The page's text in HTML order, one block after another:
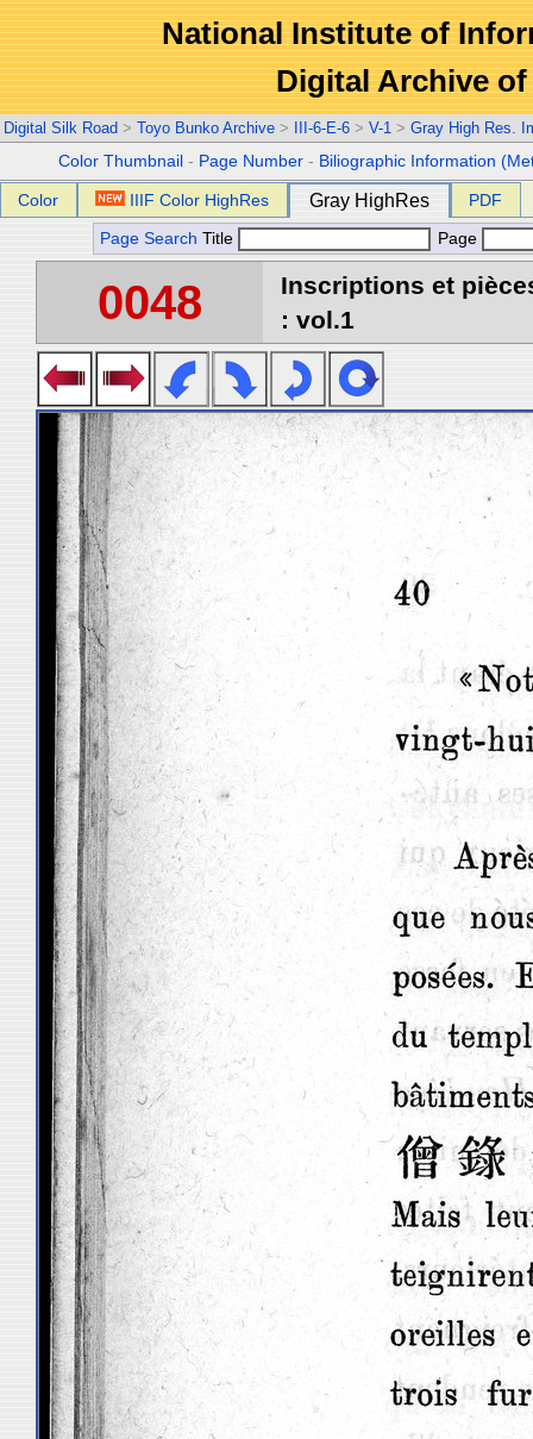
National Institute of
Digital Archive
Digital Silk Road > Toyo Bunko Archive > III-6-E-6 > V-1 > Gray High Res.
Color Thumbnail - Page Number - Biliographic Information
Color IIIF Color HighRes Gray HighRes PDF
Page Search Title Page
0048
Inscriptions et
: vol.1